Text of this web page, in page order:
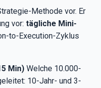
Methode vor. Er
vor: tägliche Mini-
to-Execution-Zyklus
Min) Welche 10.000-
10-Jahr- und 3-